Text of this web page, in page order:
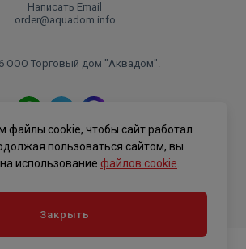
Написать Email
order@aquadom.info
ООО Торговый дом "Аквадом".
.
конфиденциальности
файлы cookie, чтобы сайт работал
пользоваться сайтом, вы
использование файлов cookie
Закрыть